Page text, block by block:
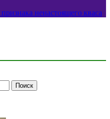
ненастоящего кваса